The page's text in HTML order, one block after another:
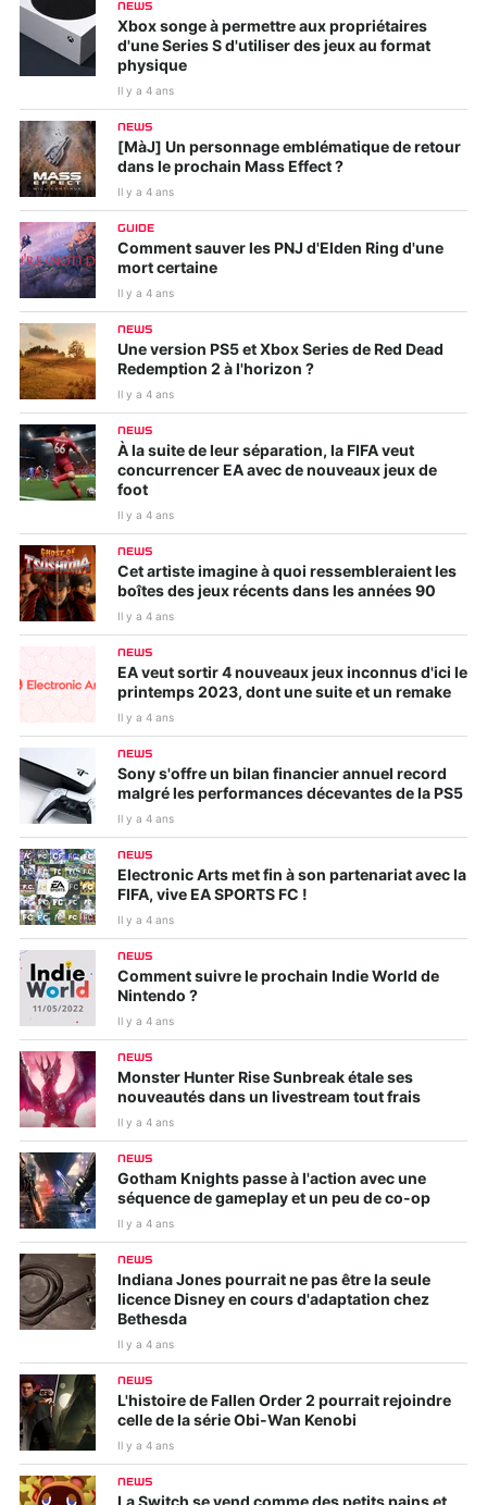
NEWS
Xbox songe à permettre aux propriétaires
d'une Series S d'utiliser des jeux au format
physique
Il y a 4 ans
NEWS
[MàJ] Un personnage emblématique de retour
dans le prochain Mass Effect ?
Il y a 4 ans
GUIDE
Comment sauver les PNJ d'Elden Ring d'une
mort certaine
Il y a 4 ans
NEWS
Une version PS5 et Xbox Series de Red Dead
Redemption 2 à l'horizon ?
Il y a 4 ans
NEWS
À la suite de leur séparation, la FIFA veut
concurrencer EA avec de nouveaux jeux de
foot
Il y a 4 ans
NEWS
Cet artiste imagine à quoi ressembleraient les
boîtes des jeux récents dans les années 90
Il y a 4 ans
NEWS
EA veut sortir 4 nouveaux jeux inconnus d'ici le
printemps 2023, dont une suite et un remake
Il y a 4 ans
NEWS
Sony s'offre un bilan financier annuel record
malgré les performances décevantes de la PS5
Il y a 4 ans
NEWS
Electronic Arts met fin à son partenariat avec la
FIFA, vive EA SPORTS FC !
Il y a 4 ans
NEWS
Comment suivre le prochain Indie World de
Nintendo ?
Il y a 4 ans
NEWS
Monster Hunter Rise Sunbreak étale ses
nouveautés dans un livestream tout frais
Il y a 4 ans
NEWS
Gotham Knights passe à l'action avec une
séquence de gameplay et un peu de co-op
Il y a 4 ans
NEWS
Indiana Jones pourrait ne pas être la seule
licence Disney en cours d'adaptation chez
Bethesda
Il y a 4 ans
NEWS
L'histoire de Fallen Order 2 pourrait rejoindre
celle de la série Obi-Wan Kenobi
Il y a 4 ans
NEWS